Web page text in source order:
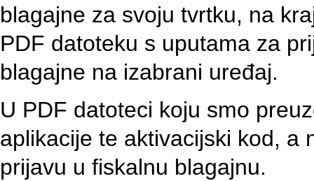
blagajne za svoju tvrtku, na
PDF datoteku s uputama za
blagajne na izabrani uređaj.
U PDF datoteci koju smo
aplikacije te aktivacijski kod, a
prijavu u fiskalnu blagajnu.